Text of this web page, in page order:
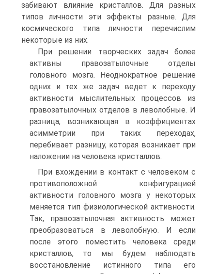
забивают влияние кристаллов. Для разных
типов личности эти эффекты разные. Для
космического типа личности перечислим
некоторые из них.
При решении творческих задач более
активны правозатылочные отделы
головного мозга. Неоднократное решение
одних и тех же задач ведет к переходу
активности мыслительных процессов из
правозатылочных отделов в леволобные. И
разница, возникающая в коэффициентах
асимметрии при таких переходах,
перебивает разницу, которая возникает при
наложении на человека кристаллов.
При вхождении в контакт с человеком с
противоположной конфигурацией
активности головного мозга у некоторых
меняется тип физиологической активности.
Так, правозатылочная активность может
преобразоваться в леволобную. И если
после этого поместить человека среди
кристаллов, то мы будем наблюдать
восстановление истинного типа его